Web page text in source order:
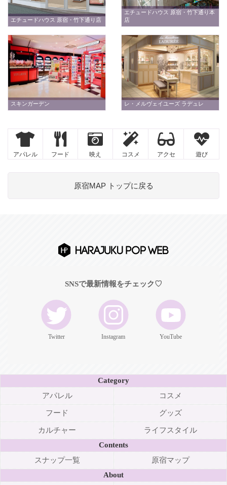
エチュードハウス 原宿・竹下通り店
エチュードハウス 原宿・竹下通り本
店
スキンガーデン レ・メルヴェイユーズ ラデュレ
アパレル フード 映え コスメ アクセ 遊び
原宿MAP トップに戻る
SNSで最新情報をチェック♡
Twitter Instagram YouTube
Category
アパレル
コスメ
フード グッズ
カルチャー
ライフスタイル
Contents
スナップ一覧
原宿マップ
About